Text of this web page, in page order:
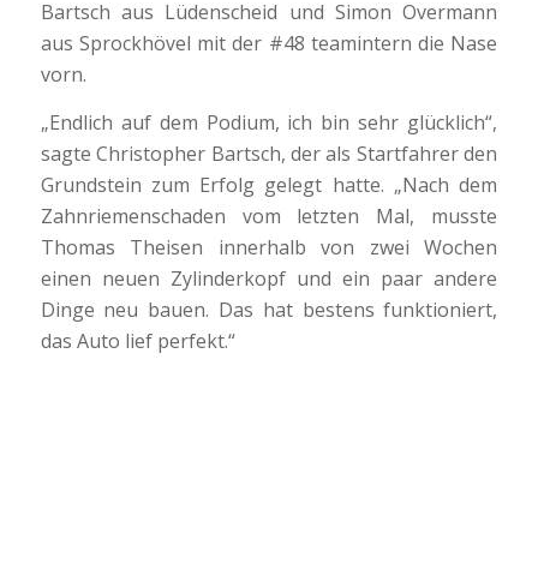
Dinge neu bauen. Das hat bestens funktioniert,
das Auto lief perfekt.“
Nach acht Runden übernahm Simon Overmann
planmäßig. „Trotz des Ausfalls beim letzten Lauf,
hatte ich direkt wieder Vertrauen ins Auto. Alles
lief super, ich hatte viel Spaß und Platz drei ist
klasse!“
Platz vier ging an das Duo Jan Eisenburger/Tim